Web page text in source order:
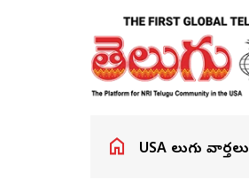
USA తెలుగు వార్తలు